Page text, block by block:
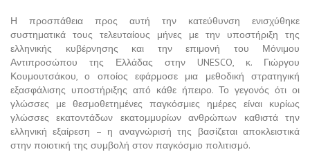
Η προσπάθεια προς αυτή την κατεύθυνση ενισχύθηκε
συστηματικά τους τελευταίους μήνες με την υποστήριξη της
ελληνικής κυβέρνησης και την επιμονή του Μόνιμου
Αντιπροσώπου της Ελλάδας στην UNESCO, κ. Γιώργου
Κουμουτσάκου, ο οποίος εφάρμοσε μια μεθοδική στρατηγική
εξασφάλισης υποστήριξης από κάθε ήπειρο. Το γεγονός ότι οι
γλώσσες με θεσμοθετημένες παγκόσμιες ημέρες είναι κυρίως
γλώσσες εκατοντάδων εκατομμυρίων ανθρώπων καθιστά την
ελληνική εξαίρεση – η αναγνώρισή της βασίζεται αποκλειστικά
στην ποιοτική της συμβολή στον παγκόσμιο πολιτισμό.